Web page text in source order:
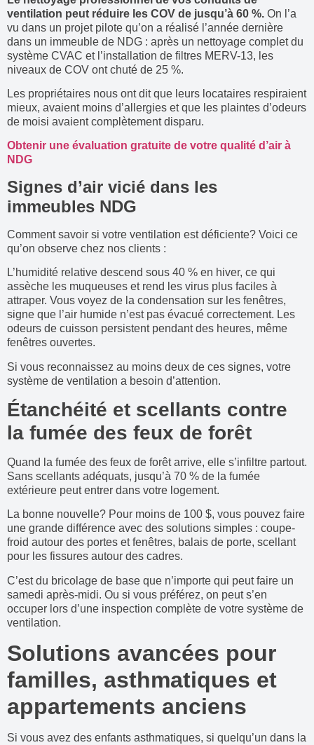
ventilation peut réduire les COV de jusqu’à 60 %. On l’a
vu dans un projet pilote qu’on a réalisé l’année dernière
dans un immeuble de NDG : après un nettoyage complet du
système CVAC et l’installation de filtres MERV-13, les
niveaux de COV ont chuté de 25 %.
Les propriétaires nous ont dit que leurs locataires respiraient
mieux, avaient moins d’allergies et que les plaintes d’odeurs
de moisi avaient complètement disparu.
Obtenir une évaluation gratuite de votre qualité d’air à
NDG
Signes d’air vicié dans les
immeubles NDG
Comment savoir si votre ventilation est déficiente? Voici ce
qu’on observe chez nos clients :
L’humidité relative descend sous 40 % en hiver, ce qui
assèche les muqueuses et rend les virus plus faciles à
attraper. Vous voyez de la condensation sur les fenêtres,
signe que l’air humide n’est pas évacué correctement. Les
odeurs de cuisson persistent pendant des heures, même
fenêtres ouvertes.
Si vous reconnaissez au moins deux de ces signes, votre
système de ventilation a besoin d’attention.
Étanchéité et scellants contre
la fumée des feux de forêt
Quand la fumée des feux de forêt arrive, elle s’infiltre partout.
Sans scellants adéquats, jusqu’à 70 % de la fumée
extérieure peut entrer dans votre logement.
La bonne nouvelle? Pour moins de 100 $, vous pouvez faire
une grande différence avec des solutions simples : coupe-
froid autour des portes et fenêtres, balais de porte, scellant
pour les fissures autour des cadres.
C’est du bricolage de base que n’importe qui peut faire un
samedi après-midi. Ou si vous préférez, on peut s’en
occuper lors d’une inspection complète de votre système de
ventilation.
Solutions avancées pour
familles, asthmatiques et
appartements anciens
Si vous avez des enfants asthmatiques, si quelqu’un dans la